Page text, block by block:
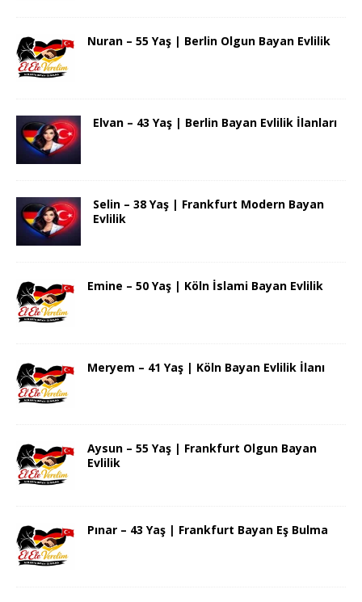
Nuran – 55 Yaş | Berlin Olgun Bayan Evlilik
Elvan – 43 Yaş | Berlin Bayan Evlilik İlanları
Selin – 38 Yaş | Frankfurt Modern Bayan
Evlilik
Emine – 50 Yaş | Köln İslami Bayan Evlilik
Meryem – 41 Yaş | Köln Bayan Evlilik İlanı
Aysun – 55 Yaş | Frankfurt Olgun Bayan
Evlilik
Pınar – 43 Yaş | Frankfurt Bayan Eş Bulma